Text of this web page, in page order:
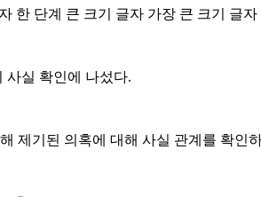
한 단계 큰 크기 글자 가장 큰 크기 글자
사실 확인에 나섰다.
제기된 의혹에 대해 사실 관계를 확인